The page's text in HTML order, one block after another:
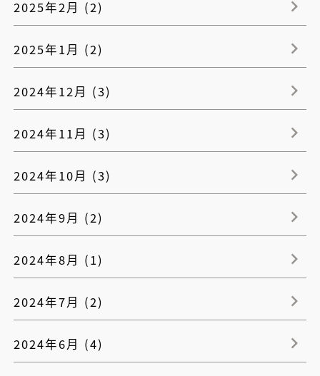
2025年2月 (2)
2025年1月 (2)
2024年12月 (3)
2024年11月 (3)
2024年10月 (3)
2024年9月 (2)
2024年8月 (1)
2024年7月 (2)
2024年6月 (4)